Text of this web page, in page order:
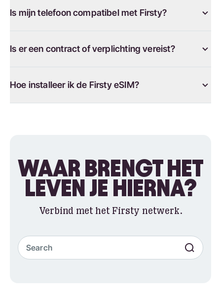
Is mijn telefoon compatibel met Firsty?
Is er een contract of verplichting vereist?
Hoe installeer ik de Firsty eSIM?
WAAR BRENGT HET
LEVEN JE HIERNA?
Verbind met het Firsty netwerk.